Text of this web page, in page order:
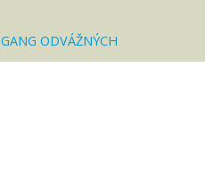
GANG ODVÁŽNÝCH